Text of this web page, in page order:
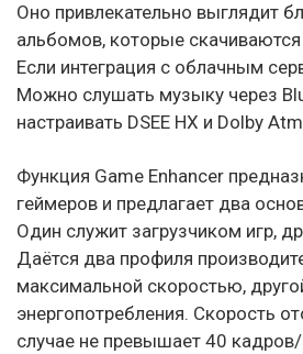
Оно привлекательно выглядит
альбомов, которые
Если интеграция с облачным
Можно слушать музыку через
настраивать DSEE HX и Dolby
Функция Game Enhancer
геймеров и предлагает два
Один служит загрузчиком игр,
Даётся два профиля
максимальной скоростью,
энергопотребления. Скорость
случае не превышает 40